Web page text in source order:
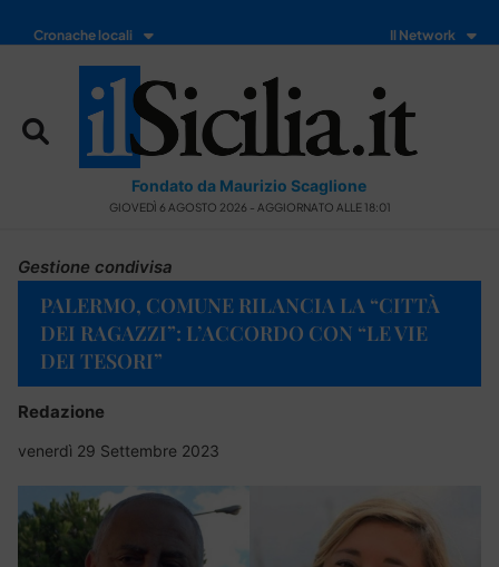
Cronache locali Il Network
Fondato da Maurizio Scaglione
GIOVEDÌ 6 AGOSTO 2026 - AGGIORNATO ALLE 18:01
Gestione condivisa
PALERMO, COMUNE RILANCIA LA “CITTÀ
DEI RAGAZZI”: L’ACCORDO CON “LE VIE
DEI TESORI”
Redazione
venerdì 29 Settembre 2023